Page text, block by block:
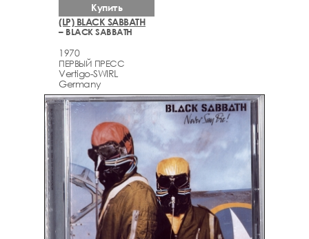
(LP) BLACK SABBATH
– BLACK SABBATH
1970
ПЕРВЫЙ ПРЕСС
Vertigo-SWIRL
Germany
Купить